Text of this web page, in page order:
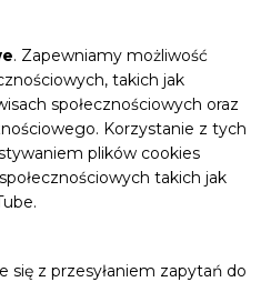
. Zapewniamy możliwość
takich jak
społecznościowych oraz
Korzystanie z tych
plików cookies
takich jak
się z przesyłaniem zapytań do